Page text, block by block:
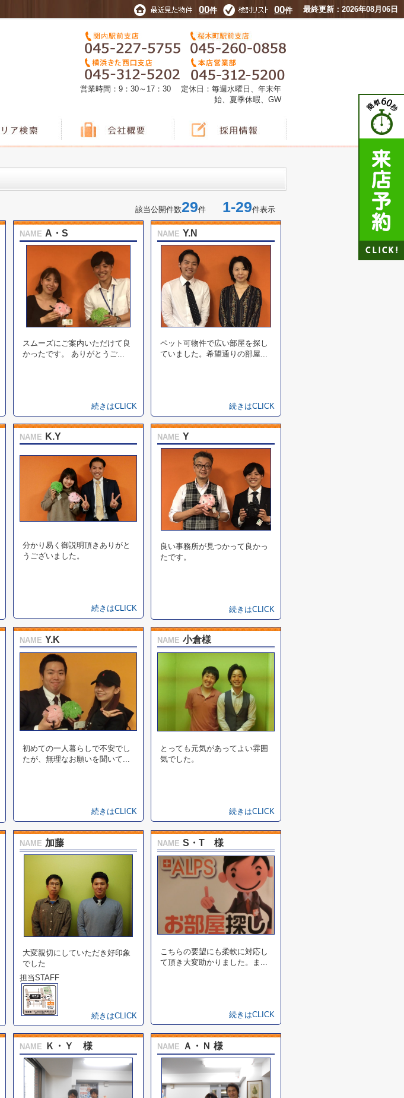
00件 00件 最終更新：2026年08月06日
営業時間：9：30～17：30 定休日：毎週水曜日、年末年
始、夏季休暇、GW
該当公開件数29件 1-29件表示
NAME A・S
スムーズにご案内いただけて良
かったです。 ありがとうご...
続きはCLICK
NAME Y.N
ペット可物件で広い部屋を探し
ていました。希望通りの部屋...
続きはCLICK
NAME K.Y
分かり易く御説明頂きありがと
うございました。
続きはCLICK
NAME Y
良い事務所が見つかって良かっ
たです。
続きはCLICK
NAME Y.K
初めての一人暮らしで不安でし
たが、無理なお願いを聞いて...
続きはCLICK
NAME 小倉様
とっても元気があってよい雰囲
気でした。
続きはCLICK
NAME 加藤
大変親切にしていただき好印象
でした
担当STAFF
続きはCLICK
NAME S・T 様
こちらの要望にも柔軟に対応し
て頂き大変助かりました。ま...
続きはCLICK
NAME Ｋ・Ｙ 様 NAME Ａ・Ｎ 様